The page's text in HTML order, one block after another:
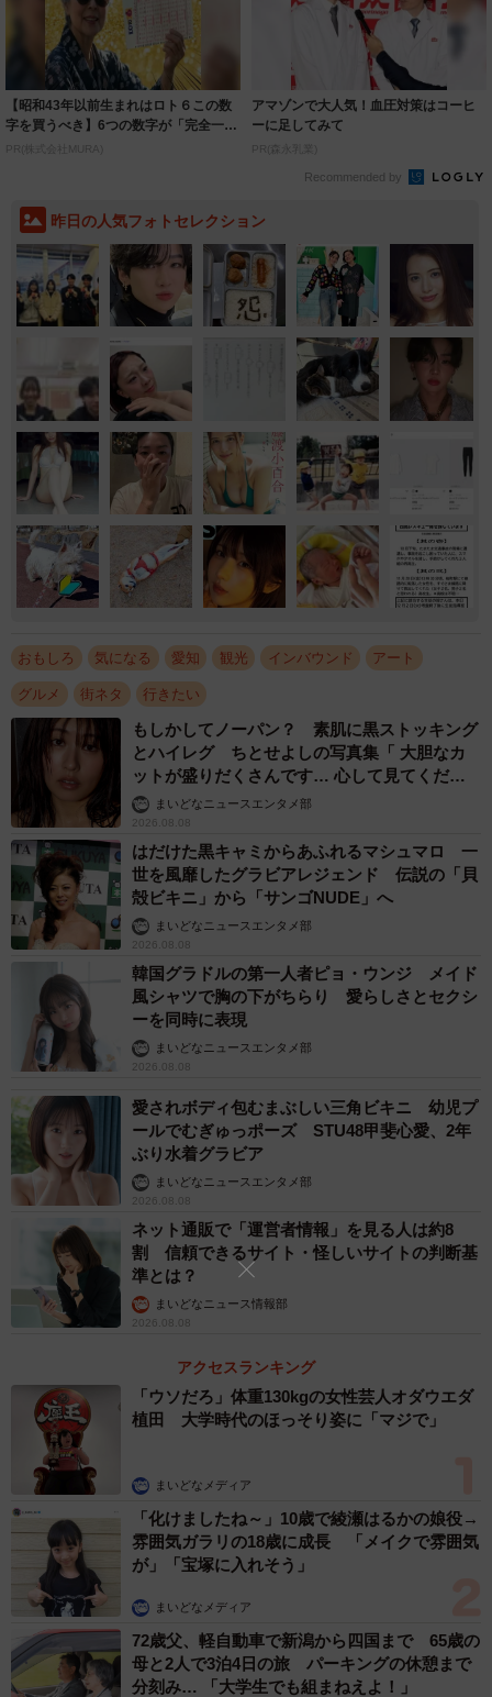
【昭和43年以前生まれはロト６この数
字を買うべき】6つの数字が「完全一
致」する方...
PR(株式会社MURA)
アマゾンで大人気！血圧対策はコーヒ
ーに足してみて
PR(森永乳業)
Recommended by
昨日の人気フォトセレクション
おもしろ 気になる 愛知 観光 インバウンド アート
グルメ 街ネタ 行きたい
もしかしてノーパン？ 素肌に黒ストッキング
とハイレグ ちとせよしの写真集「 大胆なカ
ットが盛りだくさんです… 心して見てくださ
い」まいどなニュースエンタメ部
2026.08.08
はだけた黒キャミからあふれるマシュマロ 一
世を風靡したグラビアレジェンド 伝説の「貝
殻ビキニ」から「サンゴNUDE」へ
まいどなニュースエンタメ部
2026.08.08
韓国グラドルの第一人者ピョ・ウンジ メイド
風シャツで胸の下がちらり 愛らしさとセクシ
ーを同時に表現
まいどなニュースエンタメ部
2026.08.08
愛されボディ包むまぶしい三角ビキニ 幼児プ
ールでむぎゅっポーズ STU48甲斐心愛、2年
ぶり水着グラビア
まいどなニュースエンタメ部
2026.08.08
ネット通販で「運営者情報」を見る人は約8
割 信頼できるサイト・怪しいサイトの判断基
準とは？
まいどなニュース情報部
2026.08.08
アクセスランキング
「ウソだろ」体重130kgの女性芸人オダウエダ
植田 大学時代のほっそり姿に「マジで」
まいどなメディア
「化けましたね～」10歳で綾瀬はるかの娘役→
雰囲気ガラリの18歳に成長 「メイクで雰囲気
が」「宝塚に入れそう」
まいどなメディア
72歳父、軽自動車で新潟から四国まで 65歳の
母と2人で3泊4日の旅 パーキングの休憩まで
分刻み… 「大学生でも組まねえよ！」